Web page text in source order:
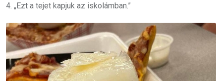
4. „Ezt a tejet kapjuk az iskolámban.”